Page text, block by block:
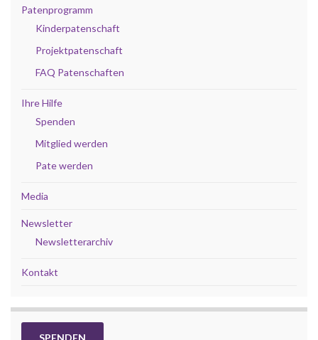
Patenprogramm
Kinderpatenschaft
Projektpatenschaft
FAQ Patenschaften
Ihre Hilfe
Spenden
Mitglied werden
Pate werden
Media
Newsletter
Newsletterarchiv
Kontakt
SPENDEN